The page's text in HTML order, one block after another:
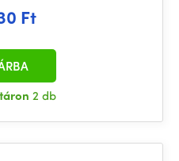
Ft
2 db